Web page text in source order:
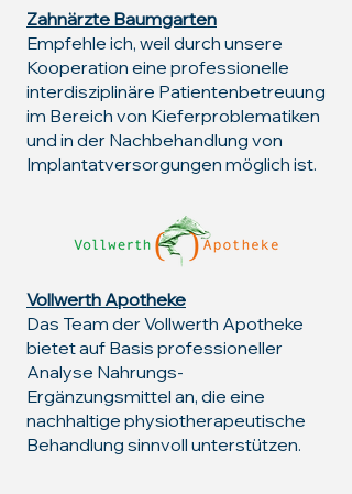
Zahnärzte Baumgarten
Empfehle ich, weil durch unsere
Kooperation eine professionelle
interdisziplinäre Patientenbetreuung
im Bereich von Kieferproblematiken
und in der Nachbehandlung von
Implantatversorgungen möglich ist.
Vollwerth Apotheke
Das Team der Vollwerth Apotheke
bietet auf Basis professioneller
Analyse Nahrungs-
Ergänzungsmittel an, die eine
nachhaltige physiotherapeutische
Behandlung sinnvoll unterstützen.